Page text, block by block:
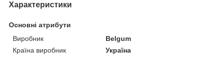
Характеристики
Основні атрибути
Виробник
Belgum
Країна виробник
Україна